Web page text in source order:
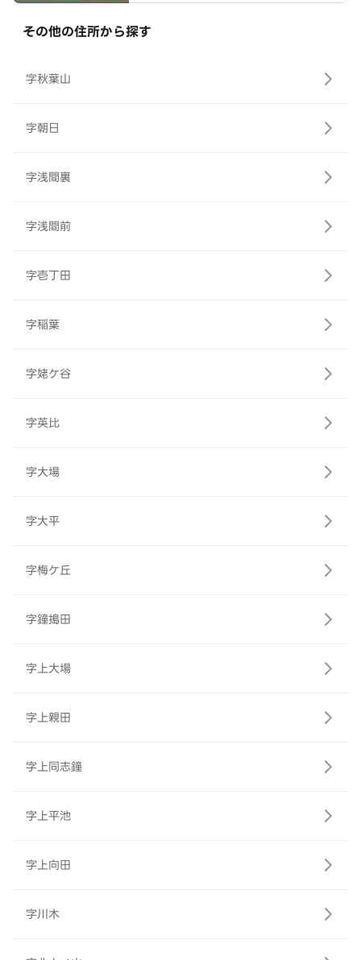
その他の住所から探す
字秋葉山
字朝日
字浅間裏
字浅間前
字壱丁田
字稲葉
字姥ケ谷
字英比
字大場
字大平
字梅ケ丘
字鐘搗田
字上大場
字上親田
字上同志鐘
字上平池
字上向田
字川木